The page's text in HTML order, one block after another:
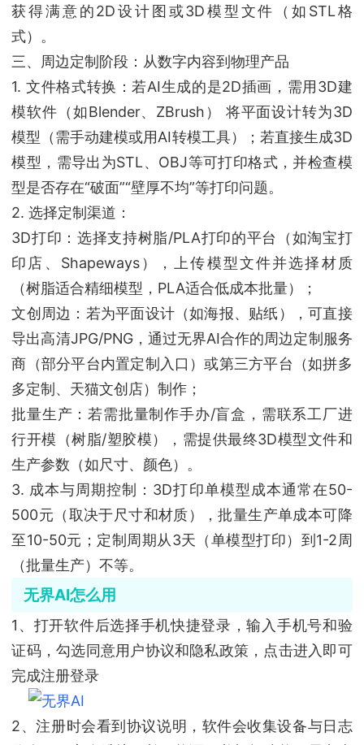
获得满意的2D设计图或3D模型文件（如STL格
式）。
三、周边定制阶段：从数字内容到物理产品
1. 文件格式转换：若AI生成的是2D插画，需用3D建
模软件（如Blender、ZBrush） 将平面设计转为3D
模型（需手动建模或用AI转模工具）；若直接生成3D
模型，需导出为STL、OBJ等可打印格式，并检查模
型是否存在“破面”“壁厚不均”等打印问题。
2. 选择定制渠道：
3D打印：选择支持树脂/PLA打印的平台（如淘宝打
印店、Shapeways），上传模型文件并选择材质
（树脂适合精细模型，PLA适合低成本批量）；
文创周边：若为平面设计（如海报、贴纸），可直接
导出高清JPG/PNG，通过无界AI合作的周边定制服务
商（部分平台内置定制入口）或第三方平台（如拼多
多定制、天猫文创店）制作；
批量生产：若需批量制作手办/盲盒，需联系工厂进
行开模（树脂/塑胶模），需提供最终3D模型文件和
生产参数（如尺寸、颜色）。
3. 成本与周期控制：3D打印单模型成本通常在50-
500元（取决于尺寸和材质），批量生产单成本可降
至10-50元；定制周期从3天（单模型打印）到1-2周
（批量生产）不等。
无界AI怎么用
1、打开软件后选择手机快捷登录，输入手机号和验
证码，勾选同意用户协议和隐私政策，点击进入即可
完成注册登录
2、注册时会看到协议说明，软件会收集设备与日志